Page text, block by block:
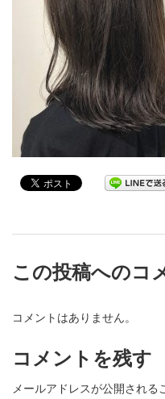
この投稿へのコ
コメントはありません。
コメントを残す
メールアドレスが公開される